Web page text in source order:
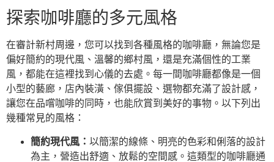
探索咖啡廳的多元風格
在審計新村周邊，您可以找到各種風格的咖啡廳，無論您是
偏好簡約的現代風、溫馨的鄉村風，還是充滿個性的工業
風，都能在這裡找到心儀的去處。每一間咖啡廳都像是一個
小型的藝廊，店內裝潢、傢俱擺設、選物都充滿了設計感，
讓您在品嚐咖啡的同時，也能欣賞到美好的事物。以下列出
幾種常見的風格：
簡約現代風： 以簡潔的線條、明亮的色彩和俐落的設計
為主，營造出舒適、放鬆的空間感。這類型的咖啡廳通